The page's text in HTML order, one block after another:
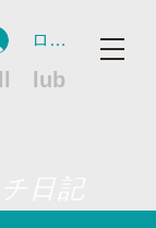
ログイン
lub